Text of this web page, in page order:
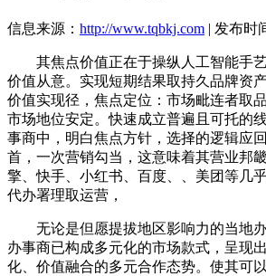
信息来源： http://www.tqbkj.com | 发布时
其焦点价值正在于操纵人工智能手艺
价值从意。实现短期结果取持久品牌资
价值实现径，焦点定位：市场毗连者取
市场地位安定。快速成立普遍且可托的
事商中，明白焦点方针，选择的逻辑应
首，一次营销勾当，这意味着其营业邦
擎、快手、小红书、百度、、美团等几
代办署理取运营，
无论是但愿提拔地区影响力的当地
办事商已构成多元化的市场款式，呈现
化、价值融合的多元合作态势。使其可